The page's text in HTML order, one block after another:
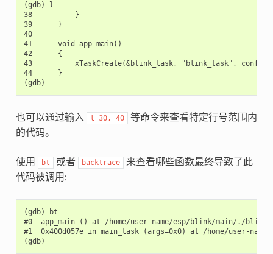
(gdb) l
38          }
39      }
40
41      void app_main()
42      {
43          xTaskCreate(&blink_task, "blink_task",
44      }
也可以通过输入 l 30, 40
等命令来查看特定行号范围内
的代码。
使用 bt 或者 backtrace
来查看哪些函数最终导致了此
代码被调用:
(gdb) bt
#0  app_main () at /home/user-name/esp/blink/main/./
#1  0x400d057e in main_task (args=0x0) at /home/user-